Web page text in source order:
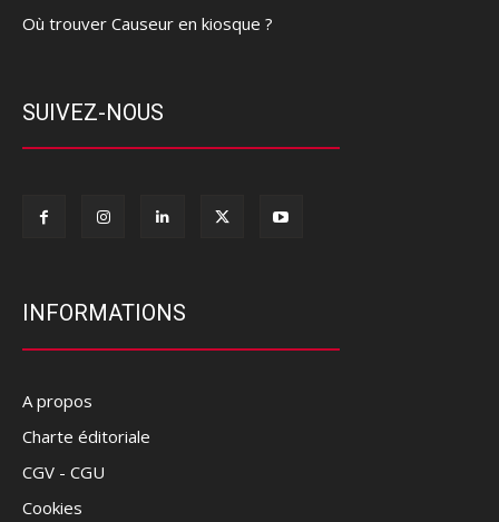
Où trouver Causeur en kiosque ?
SUIVEZ-NOUS
INFORMATIONS
A propos
Charte éditoriale
CGV - CGU
Cookies